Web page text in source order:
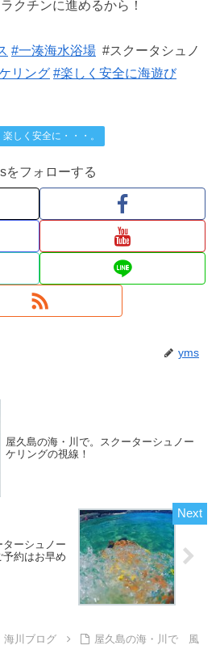
クチンに進めるから！
#一湊海水浴場 #スクータシュノ
リング #楽しく安全に海遊び
楽しく安全に・・・。
をフォローする
yms
屋久島の海・川で。スクーターシュノー
ケリングの視線！
ーシュノー
約はお早め
海川ブログ
屋久島の海・川で 風